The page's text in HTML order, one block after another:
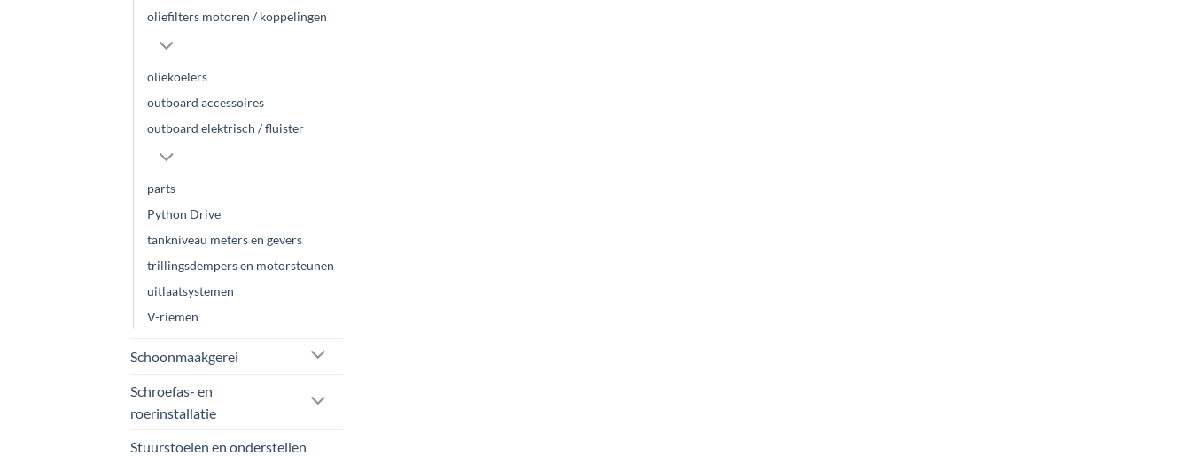
oliefilters motoren / koppelingen
oliekoelers
outboard accessoires
outboard elektrisch / fluister
parts
Python Drive
tankniveau meters en gevers
trillingsdempers en motorsteunen
uitlaatsystemen
V-riemen
Schoonmaakgerei
Schroefas- en
roerinstallatie
Stuurstoelen en onderstellen